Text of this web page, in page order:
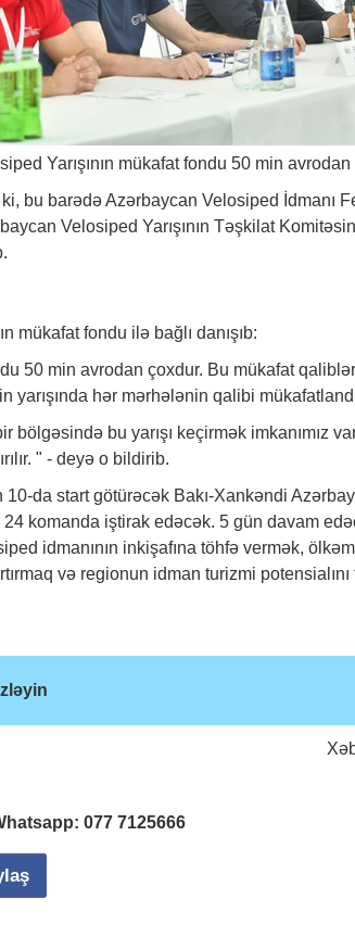
Yarışının mükafat fondu 50 min avrodan
bu barədə Azərbaycan Velosiped İdmanı
Velosiped Yarışının Təşkilat
mükafat fondu ilə bağlı danışıb:
50 min avrodan çoxdur. Bu mükafat
yarışında hər mərhələnin qalibi
bölgəsində bu yarışı keçirmək imkanımız
" - deyə o bildirib.
10-da start götürəcək Bakı-Xankəndi
komanda iştirak edəcək. 5 gün davam
idmanının inkişafına töhfə vermək,
və regionun idman turizmi potensialını
077 7125666